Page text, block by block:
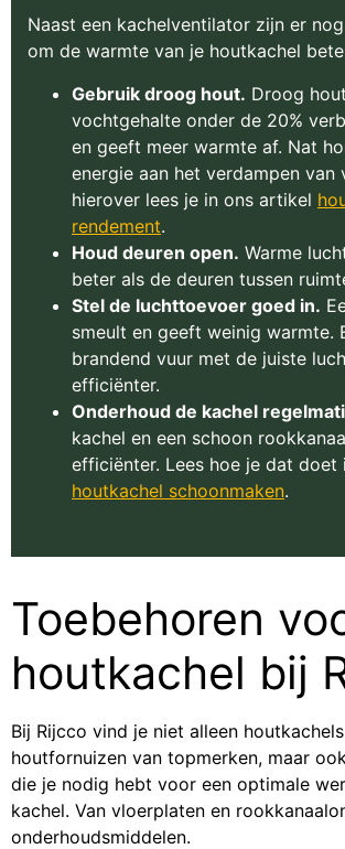
Naast een kachelventilator zijn er
om de warmte van je houtkachel
Gebruik droog hout. Droog
vochtgehalte onder de 20%
en geeft meer warmte af. Nat
energie aan het verdampen van
hierover lees je in ons artikel
rendement.
Houd deuren open. Warme
beter als de deuren tussen
Stel de luchttoevoer goed in.
smeult en geeft weinig warmte.
brandend vuur met de juiste
efficiënter.
Onderhoud de kachel
kachel en een schoon
efficiënter. Lees hoe je dat doet
houtkachel schoonmaken.
Toebehoren
houtkachel bij
Bij Rijcco vind je niet alleen
houtfornuizen van topmerken, maar
die je nodig hebt voor een optimale
kachel. Van vloerplaten en
onderhoudsmiddelen.